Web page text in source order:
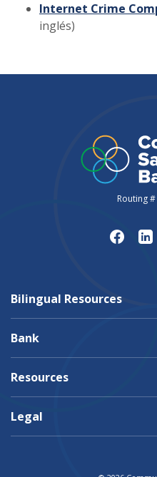
Internet Crime
inglés)
Routing
Bilingual Resources
Bank
Resources
Legal